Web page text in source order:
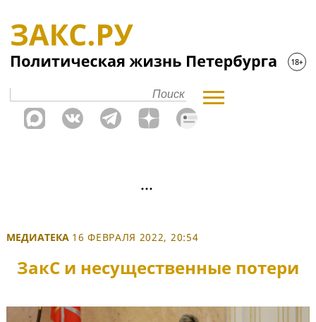
МЕДИАТЕКА 16 ФЕВРАЛЯ 2022, 20:54
ЗакС и несущественные потери